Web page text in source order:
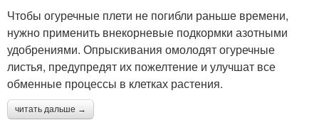
Чтобы огуречные плети не погибли раньше времени,
нужно применить внекорневые подкормки азотными
удобрениями. Опрыскивания омолодят огуречные
листья, предупредят их пожелтение и улучшат все
обменные процессы в клетках растения.
читать дальше →